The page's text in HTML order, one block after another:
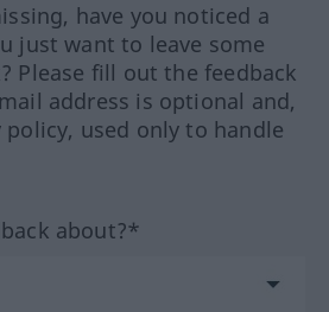
have you noticed a
just want to leave some
Please fill out the feedback
address is optional and,
used only to handle
about?*